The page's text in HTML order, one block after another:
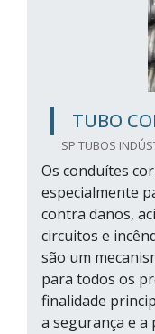
TUBO
SP TUBOS
Os conduítes
especialmente
contra danos,
circuitos e
são um
para todos os
finalidade
a segurança e a